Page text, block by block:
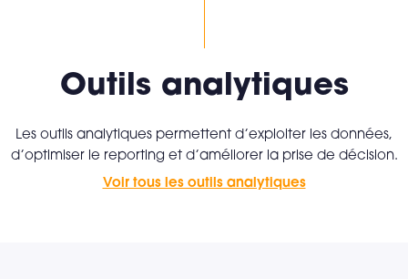
Outils analytiques
Les outils analytiques permettent d’exploiter les données,
d’optimiser le reporting et d’améliorer la prise de décision.
Voir tous les outils analytiques